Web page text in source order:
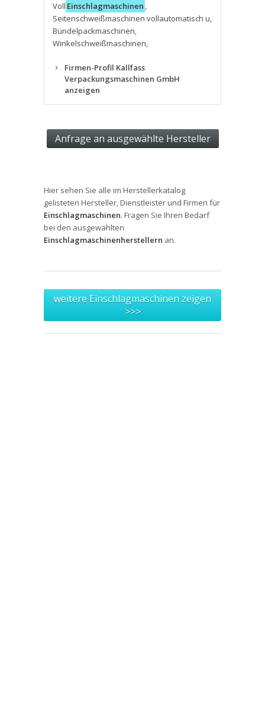
Voll Einschlagmaschinen ,
Seitenschweißmaschinen vollautomatisch u,
Bündelpackmaschinen,
Winkelschweißmaschinen,
Firmen-Profil Kallfass
Verpackungsmaschinen GmbH
anzeigen
Hier sehen Sie alle im Herstellerkatalog
gelisteten Hersteller, Dienstleister und Firmen für
Einschlagmaschinen. Fragen Sie Ihren Bedarf
bei den ausgewählten
Einschlagmaschinenherstellern an.
weitere Einschlagmaschinen zeigen
>>>